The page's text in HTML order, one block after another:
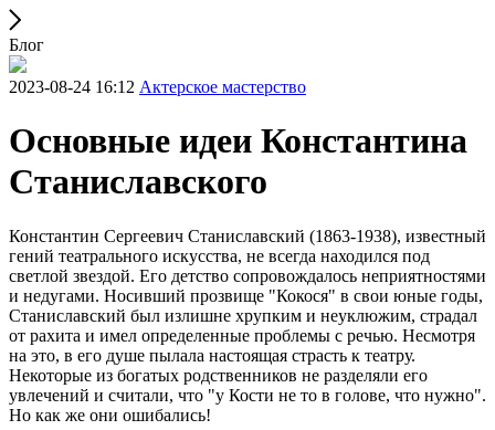
Блог
2023-08-24 16:12 Актерское мастерство
Основные идеи Константина
Станиславского
Константин Сергеевич Станиславский (1863-1938), известный
гений театрального искусства, не всегда находился под
светлой звездой. Его детство сопровождалось неприятностями
и недугами. Носивший прозвище "Кокося" в свои юные годы,
Станиславский был излишне хрупким и неуклюжим, страдал
от рахита и имел определенные проблемы с речью. Несмотря
на это, в его душе пылала настоящая страсть к театру.
Некоторые из богатых родственников не разделяли его
увлечений и считали, что "у Кости не то в голове, что нужно".
Но как же они ошибались!